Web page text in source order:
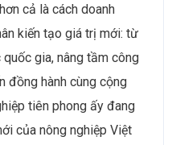
cả là cách doanh
kiến tạo giá trị mới: từ
gia, nâng tầm công
đồng hành cùng cộng
tiên phong ấy đang
của nông nghiệp Việt